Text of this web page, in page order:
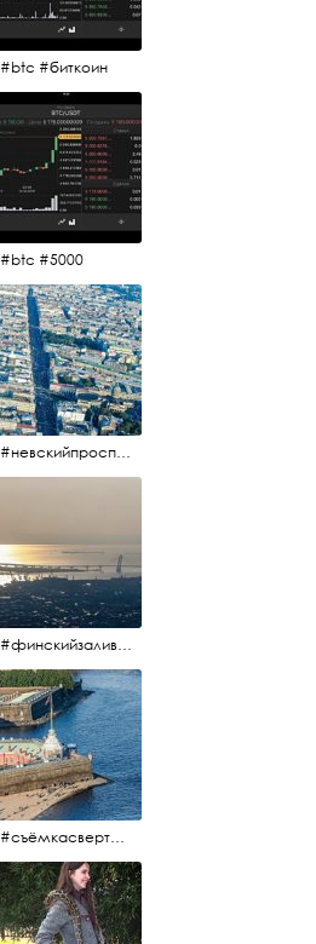
#btc #биткоин
#btc #5000
#невскийпроспект #центргорода #санктпетербург #осень2017 #когдапаришьнадгородом
#финскийзалив #маркизовалужа #нева
#съёмкасвертолёта #питер #петропавловскаякрепость #нева #осень2017